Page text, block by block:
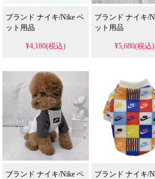
ブランド ナイキ/Nike ペ
ット用品
¥4,180(税込)
ブランド ナイキ/
ット用品
¥5,680(税込)
ブランド ナイキ/Nike ペ
ブランド ナイキ/